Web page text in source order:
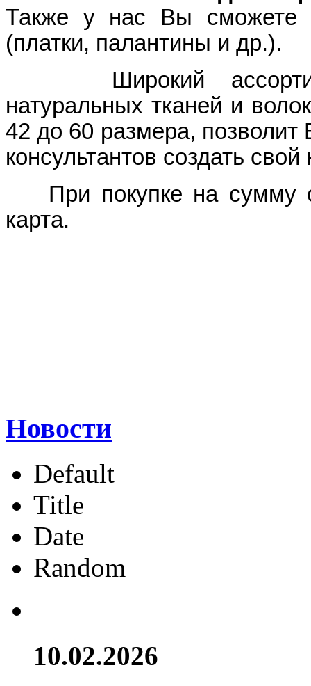
Также у нас Вы сможете
(платки, палантины и др.).
Широкий
натуральных тканей и
42 до 60 размера,
консультантов создать
При покупке на сумму
карта.
Новости
Default
Title
Date
Random
10.02.2026